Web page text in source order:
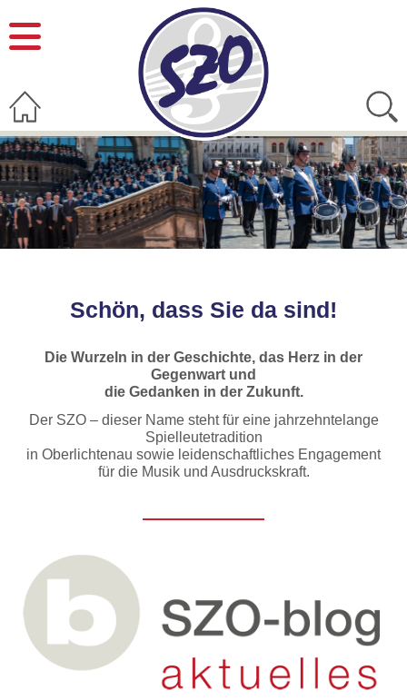
Schön, dass Sie da sind!
Die Wurzeln in der Geschichte, das Herz in der
Gegenwart und
die Gedanken in der Zukunft.
Der SZO – dieser Name steht für eine jahrzehntelange
Spielleutetradition
in Oberlichtenau sowie leidenschaftliches Engagement
für die Musik und Ausdruckskraft.